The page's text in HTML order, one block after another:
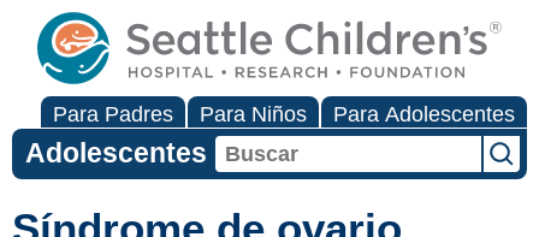
Para Padres Para Niños Para Adolescentes
Adolescentes